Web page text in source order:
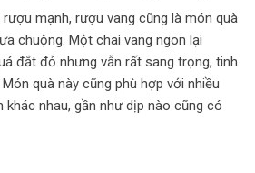
mạnh, rượu vang cũng là món quà
chuộng. Một chai vang ngon lại
đắt đỏ nhưng vẫn rất sang trọng, tinh
quà này cũng phù hợp với nhiều
nhau, gần như dịp nào cũng có